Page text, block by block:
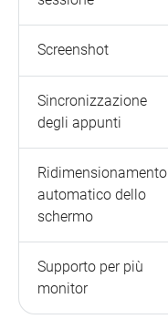
Screenshot
Sincronizzazione
degli appunti
Ridimensionamento
automatico dello
schermo
Supporto per più
monitor